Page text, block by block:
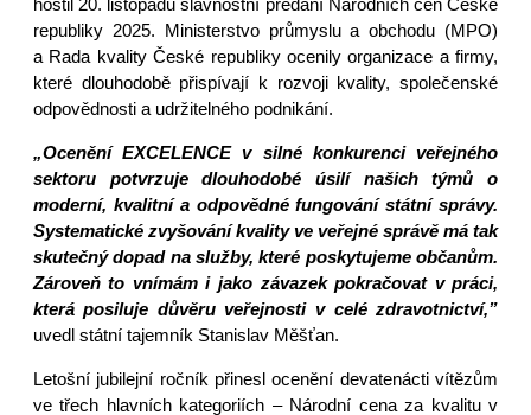
hostil 20. listopadu slavnostní předání Národních cen České
republiky 2025. Ministerstvo průmyslu a obchodu (MPO)
a Rada kvality České republiky ocenily organizace a firmy,
které dlouhodobě přispívají k rozvoji kvality, společenské
odpovědnosti a udržitelného podnikání.
„Ocenění EXCELENCE v silné konkurenci veřejného
sektoru potvrzuje dlouhodobé úsilí našich týmů o
moderní, kvalitní a odpovědné fungování státní správy.
Systematické zvyšování kvality ve veřejné správě má tak
skutečný dopad na služby, které poskytujeme občanům.
Zároveň to vnímám i jako závazek pokračovat v práci,
která posiluje důvěru veřejnosti v celé zdravotnictví,”
uvedl státní tajemník Stanislav Měšťan.
Letošní jubilejní ročník přinesl ocenění devatenácti vítězům
ve třech hlavních kategoriích – Národní cena za kvalitu v